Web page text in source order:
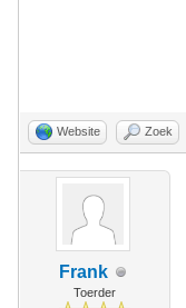
Website Zoek
Frank
Toerder